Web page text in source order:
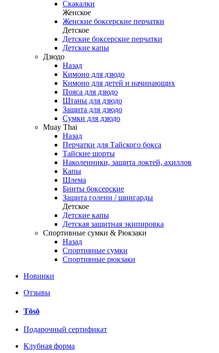
Скакалки
Женское
Женские боксерские перчатки
Детское
Детские боксерские перчатки
Детские капы
Дзюдо
Назад
Кимоно для дзюдо
Кимоно для детей и начинающих
Пояса для дзюдо
Штаны для дзюдо
Защита для дзюдо
Сумки для дзюдо
Muay Thai
Назад
Перчатки для Тайского бокса
Тайские шорты
Наколенники, защита локтей, ахиллов
Капы
Шлема
Бинты боксерские
Защита голени / шингарды
Детское
Детские капы
Детская защитная экипировка
Спортивные сумки & Рюкзаки
Назад
Спортивные сумки
Спортивные рюкзаки
Новинки
Отзывы
Tōsō
Подарочный сертификат
Клубная форма